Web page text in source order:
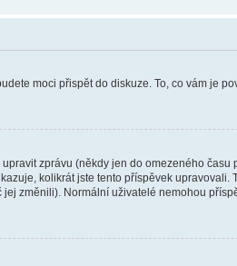
moci přispět do diskuze. To, co vám je
zprávu (někdy jen do omezeného
kolikrát jste tento příspěvek upravovali.
změnili). Normální uživatelé nemohou